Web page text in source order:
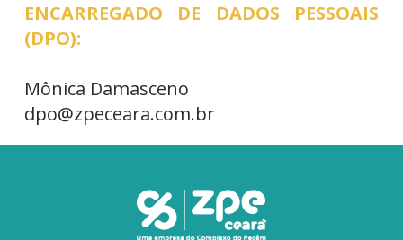
ENCARREGADO DE DADOS PESSOAIS
(DPO):
Mônica Damasceno
dpo@zpeceara.com.br